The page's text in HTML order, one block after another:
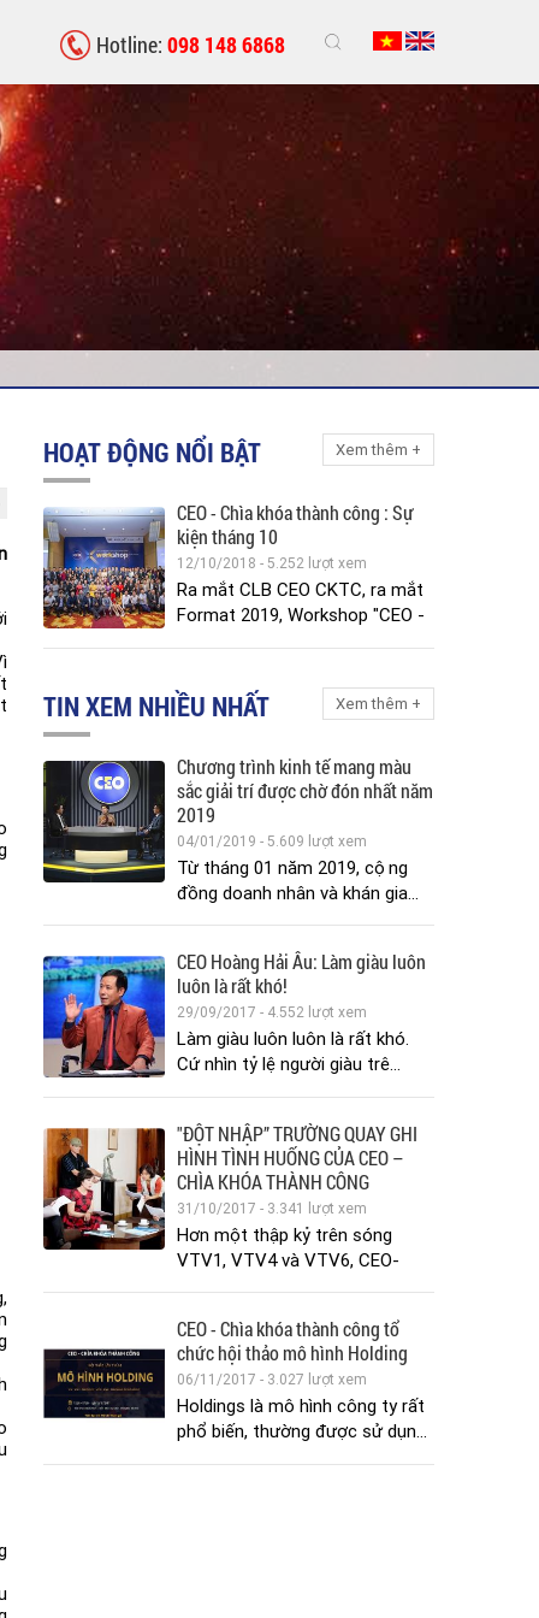
Hotline: 098 148 6868
HOẠT ĐỘNG NỔI BẬT Xem thêm +
CEO - Chìa khóa thành công : Sự
kiện tháng 10
12/10/2018 - 5.252 lượt xem
Ra mắt CLB CEO CKTC, ra mắt
Format 2019, Workshop "CEO -
TIN XEM NHIỀU NHẤT Xem thêm +
Chương trình kinh tế mang màu
sắc giải trí được chờ đón nhất năm
2019
04/01/2019 - 5.609 lượt xem
Từ tháng 01 năm 2019, cộng
đồng doanh nhân và khán gia...
CEO Hoàng Hải Âu: Làm giàu luôn
luôn là rất khó!
29/09/2017 - 4.552 lượt xem
Làm giàu luôn luôn là rất khó.
Cứ nhìn tỷ lệ người giàu trê...
"ĐỘT NHẬP” TRƯỜNG QUAY GHI
HÌNH TÌNH HUỐNG CỦA CEO –
CHÌA KHÓA THÀNH CÔNG
31/10/2017 - 3.341 lượt xem
Hơn một thập kỷ trên sóng
VTV1, VTV4 và VTV6, CEO-
CEO - Chìa khóa thành công tổ
chức hội thảo mô hình Holding
06/11/2017 - 3.027 lượt xem
Holdings là mô hình công ty rất
phổ biến, thường được sử dụn...